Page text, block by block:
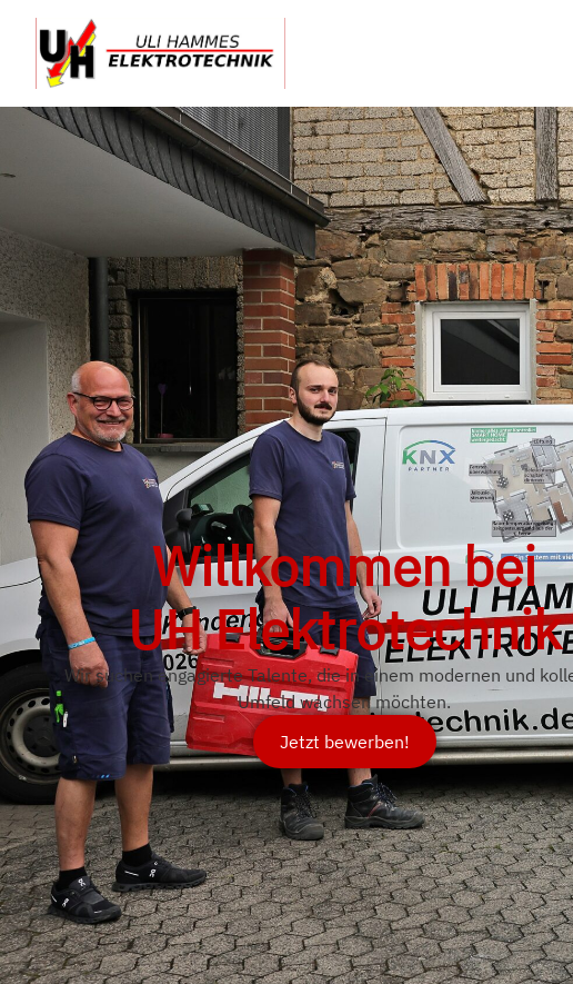
Willkommen bei
UH Elektrotechnik
Wir suchen engagierte Talente, die in einem modernen und
Umfeld wachsen möchten.
Jetzt bewerben!